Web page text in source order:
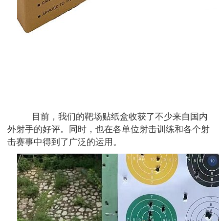
目前，我们的靶场贴纸盒收获了不少来自国内
外射手的好评。同时，也在各单位射击训练和各个射
击赛事中得到了广泛的运用。